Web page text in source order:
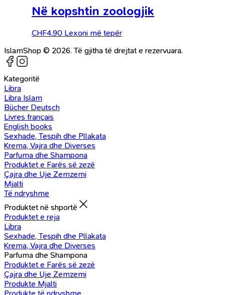
Në kopshtin zoologjik
CHF4.90 Lexoni më tepër
IslamShop © 2026. Të gjitha të drejtat e rezervuara.
Kategoritë
Libra
Libra Islam
Bücher Deutsch
Livres français
English books
Sexhade, Tespih dhe Pllakata
Krema, Vajra dhe Diverses
Parfuma dhe Shampona
Produktet e Farës së zezë
Çajra dhe Uje Zemzemi
Mjalti
Të ndryshme
Produktet në shportë
Produktet e reja
Libra
Sexhade, Tespih dhe Pllakata
Krema, Vajra dhe Diverses
Parfuma dhe Shampona
Produktet e Farës së zezë
Çajra dhe Uje Zemzemi
Produkte Mjalti
Produkte të ndryshme